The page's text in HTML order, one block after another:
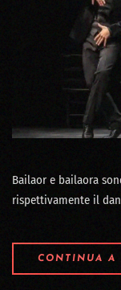
Bailaor e bailaora
rispettivamente il
CONTINUA A